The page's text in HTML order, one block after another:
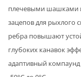
плечевыми шашками
зацепов для рыхлого
ребра повышают
глубоких канавок
адаптивный компаунд